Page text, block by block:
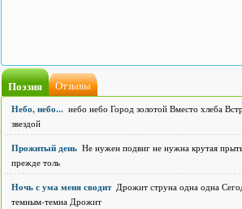
Поэзия Отзывы
Небо, небо... небо небо Город золотой Вместо хлеба
звездой
Прожитый день Не нужен подвиг не нужна крутая
прежде толь
Ночь с ума меня сводит Дрожит струна одна одна
темным-темна Дрожит